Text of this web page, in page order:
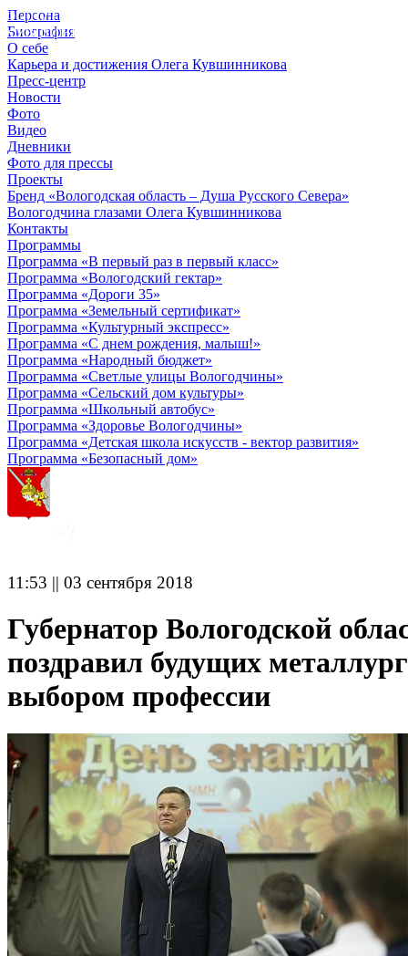
Персона
Биография
О себе
Карьера и достижения Олега Кувшинникова
Пресс-центр
Новости
Фото
Видео
Дневники
Фото для прессы
Проекты
Бренд «Вологодская область – Душа Русского Севера»
Вологодчина глазами Олега Кувшинникова
Контакты
Программы
Программа «В первый раз в первый класс»
Программа «Вологодский гектар»
Программа «Дороги 35»
Программа «Земельный сертификат»
Программа «Культурный экспресс»
Программа «С днем рождения, малыш!»
Программа «Народный бюджет»
Программа «Светлые улицы Вологодчины»
Программа «Сельский дом культуры»
Программа «Школьный автобус»
Программа «Здоровье Вологодчины»
Программа «Детская школа искусств - вектор развития»
Программа «Безопасный дом»
11:53 || 03 сентября 2018
Губернатор Вологодской
поздравил будущих
выбором профессии
© 2012 - 2023,
КУВШИННИКОВ О.А.